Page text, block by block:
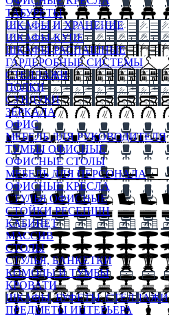
ТАБУРЕТЫ
ШКАФЫ И ХРАНЕНИЕ
ШКАФЫ-КУПЕ
ШКАФЫ-РАСПАШНЫЕ
ГАРДЕРОБНЫЕ СИСТЕМЫ
СТЕЛЛАЖИ
ПОЛКИ
СУНДУКИ
ЗЕРКАЛА
ОФИС
МЕБЕЛЬ ДЛЯ РУКОВОДИТЕЛЯ
ТУМБЫ ОФИСНЫЕ
ОФИСНЫЕ СТОЛЫ
МЕБЕЛЬ ДЛЯ ПЕРСОНАЛА
ОФИСНЫЕ КРЕСЛА
СТУЛЬЯ ОФИСНЫЕ
СТОЙКИ РЕСЕПШН
КАБИНЕТ
МАССИВ
СТОЛЫ
СТУЛЬЯ, БАНКЕТКИ
КОМОДЫ И ТУМБЫ
КРОВАТИ
ШКАФЫ, БУФЕТЫ, СТЕЛЛАЖИ
ПРЕДМЕТЫ ИНТЕРЬЕРА